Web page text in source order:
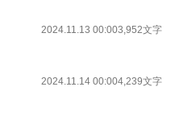
2024.11.13 00:003,952文字
2024.11.14 00:004,239文字